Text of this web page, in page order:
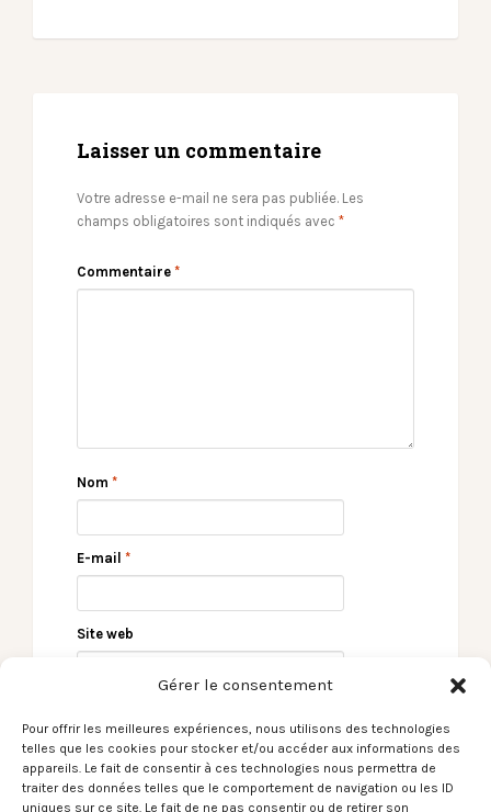
Gérer le consentement
Pour offrir les meilleures expériences, nous utilisons des technologies
telles que les cookies pour stocker et/ou accéder aux informations des
appareils. Le fait de consentir à ces technologies nous permettra de
traiter des données telles que le comportement de navigation ou les ID
uniques sur ce site. Le fait de ne pas consentir ou de retirer son
Laisser un commentaire
Votre adresse e-mail ne sera pas publiée. Les
champs obligatoires sont indiqués avec *
Commentaire *
Nom *
E-mail *
Site web